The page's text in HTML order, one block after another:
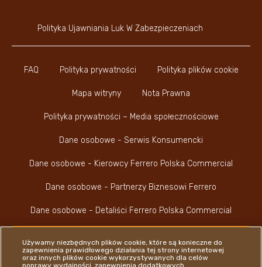
FAQ Polityka prywatności Polityka plików cookie
Mapa witryny Nota Prawna
Polityka prywatności – Media społecznościowe
Dane osobowe - Serwis Konsumencki
Dane osobowe - Kierowcy Ferrero Polska Commercial
Dane osobowe - Partnerzy Biznesowi Ferrero
Dane osobowe - Detaliści Ferrero Polska Commercial
Polityka Ujawniania Luk W Zabezpieczeniach
Używamy niezbędnych plików cookie, które są konieczne do
zapewnienia prawidłowego działania tej strony internetowej
oraz innych plików cookie wykorzystywanych dla celów
poprawy wydajności, zapewnienia dodatkowych